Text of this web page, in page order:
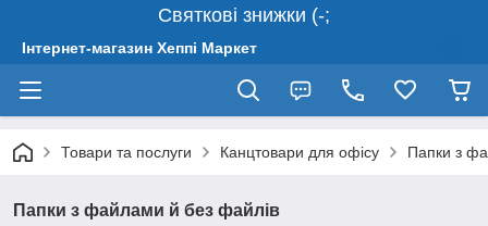
Святкові знижки (-;
Інтернет-магазин Хеппі Маркет
Товари та послуги Канцтовари для офісу Папки з
Папки з файлами й без файлів